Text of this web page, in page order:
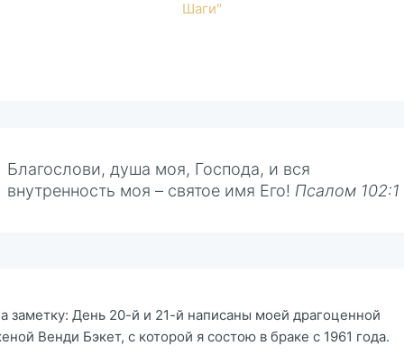
Шаги"
Благослови, душа моя, Господа, и вся
внутренность моя – святое имя Его! Псалом 102:1
заметку: День 20-й и 21-й написаны моей драгоценной
Венди Бэкет, с которой я состою в браке с 1961 года.